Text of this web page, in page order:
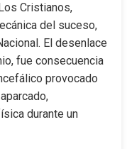
Cristianos,
del suceso,
El desenlace
fue consecuencia
provocado
durante un